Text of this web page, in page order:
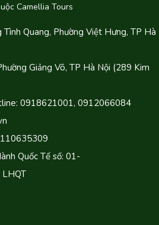
Camellia Tours
Quang, Phường Việt Hưng, TP Hà
Giảng Võ, TP Hà Nội (289 Kim
0918621001, 0912066084
Quốc Tế số: 01-